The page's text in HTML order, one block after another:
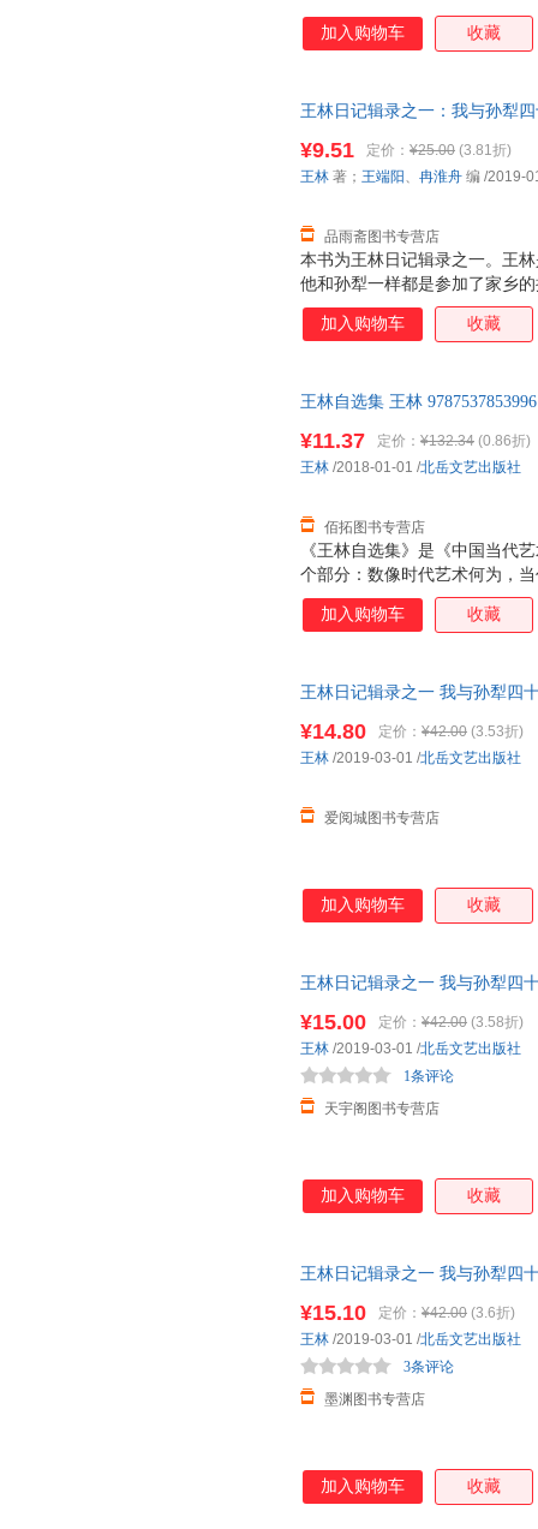
加入购物车 收藏
王林日记辑录之一：我与孙犁
本书为王林日记辑录之一。王
他和孙犁一样都是参加了家乡
路。都热衷、执着现实主义，
密切交往将近半个世纪，在王
供了难得大量的、鲜为人知的
¥9.51 定价： ¥25.00 (3.81折)
品雨斋图书专营店
王林 著； 王端阳 、 冉淮舟 编 /2019-
加入购物车 收藏
王林自选集 王林
《王林自选集》是《中国当代
个部分：数像时代艺术何为，
家何以独立。本书反映了近20
批评无疑有重要的借鉴作用；
¥11.37 定价： ¥132.34 (0.86折)
佰拓图书专营店
王林 /2018-01-01 /北岳文艺出版社
加入购物车 收藏
王林日记辑录之一 我与孙犁四
服！
¥14.80 定价： ¥42.00 (3.53折)
爱阅城图书专营店
王林 /2019-03-01 /北岳文艺出版社
加入购物车 收藏
王林日记辑录之一 我与孙犁四
¥15.00 定价： ¥42.00 (3.58折)
天宇阁图书专营店
1条评论
王林 /2019-03-01 /北岳文艺出版社
加入购物车 收藏
王林日记辑录之一 我与孙犁四
¥15.10 定价： ¥42.00 (3.6折)
墨渊图书专营店
3条评论
王林 /2019-03-01 /北岳文艺出版社
加入购物车 收藏